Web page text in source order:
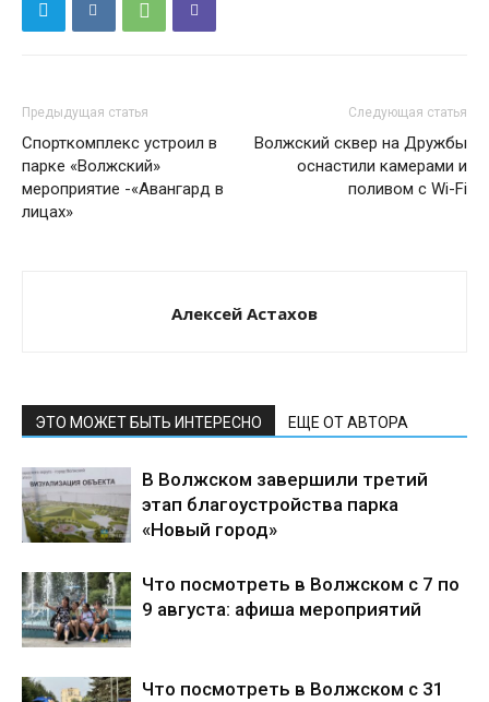
Предыдущая статья
Спорткомплекс устроил в
парке «Волжский»
мероприятие -«Авангард в
лицах»
Следующая статья
Волжский сквер на Дружбы
оснастили камерами и
поливом с Wi-Fi
Алексей Астахов
ЭТО МОЖЕТ БЫТЬ ИНТЕРЕСНО ЕЩЕ ОТ АВТОРА
В Волжском завершили третий
этап благоустройства парка
«Новый город»
Что посмотреть в Волжском с 7 по
9 августа: афиша мероприятий
Что посмотреть в Волжском с 31